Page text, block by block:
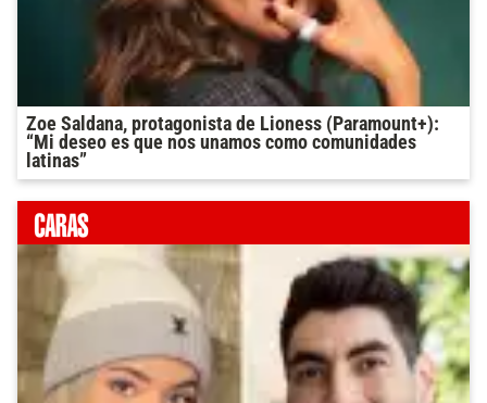
Zoe Saldana, protagonista de Lioness (Paramount+):
“Mi deseo es que nos unamos como comunidades
latinas”